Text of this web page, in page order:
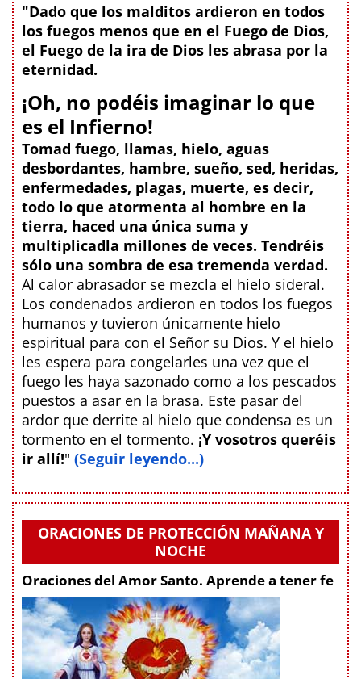
"Dado que los malditos ardieron en todos
los fuegos menos que en el Fuego de Dios,
el Fuego de la ira de Dios les abrasa por la
eternidad.
¡Oh, no podéis imaginar lo que
es el Infierno!
Tomad fuego, llamas, hielo, aguas
desbordantes, hambre, sueño, sed, heridas,
enfermedades, plagas, muerte, es decir,
todo lo que atormenta al hombre en la
tierra, haced una única suma y
multiplicadla millones de veces. Tendréis
sólo una sombra de esa tremenda verdad.
Al calor abrasador se mezcla el hielo sideral.
Los condenados ardieron en todos los fuegos
humanos y tuvieron únicamente hielo
espiritual para con el Señor su Dios. Y el hielo
les espera para congelarles una vez que el
fuego les haya sazonado como a los pescados
puestos a asar en la brasa. Este pasar del
ardor que derrite al hielo que condensa es un
tormento en el tormento. ¡Y vosotros queréis
ir allí!" (Seguir leyendo...)
ORACIONES DE PROTECCIÓN MAÑANA Y
NOCHE
Oraciones del Amor Santo. Aprende a tener fe